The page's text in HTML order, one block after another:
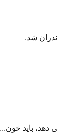
باید خون...